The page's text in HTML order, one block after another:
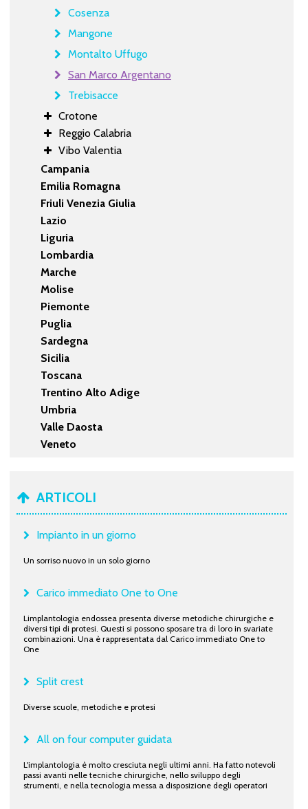
Cosenza
Mangone
Montalto Uffugo
San Marco Argentano
Trebisacce
Crotone
Reggio Calabria
Vibo Valentia
Campania
Emilia Romagna
Friuli Venezia Giulia
Lazio
Liguria
Lombardia
Marche
Molise
Piemonte
Puglia
Sardegna
Sicilia
Toscana
Trentino Alto Adige
Umbria
Valle Daosta
Veneto
ARTICOLI
Impianto in un giorno
Un sorriso nuovo in un solo giorno
Carico immediato One to One
Limplantologia endossea presenta diverse metodiche chirurgiche e
diversi tipi di protesi. Questi si possono sposare tra di loro in svariate
combinazioni. Una è rappresentata dal Carico immediato One to
One
Split crest
Diverse scuole, metodiche e protesi
All on four computer guidata
L'implantologia è molto cresciuta negli ultimi anni. Ha fatto notevoli
passi avanti nelle tecniche chirurgiche, nello sviluppo degli
strumenti, e nella tecnologia messa a disposizione degli operatori